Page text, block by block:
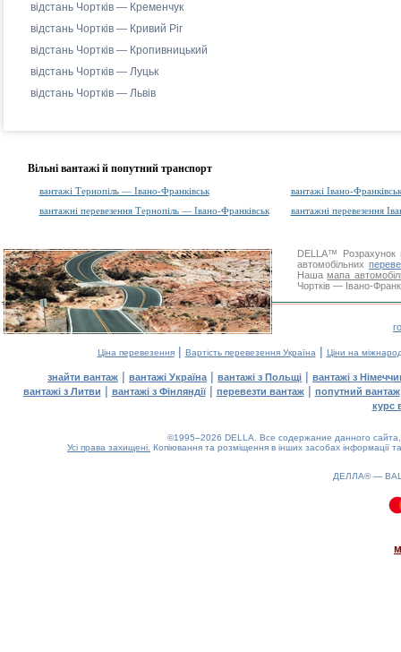
відстань Чортків — Кременчук
відстань Чортків — Кривий Ріг
відстань Чортків — Кропивницький
відстань Чортків — Луцьк
відстань Чортків — Львів
Вільні вантажі й попутний транспорт
вантажі Тернопіль — Івано-Франківськ
вантажі Івано-
вантажні перевезення Тернопіль — Івано-Франківськ
вантажні перевезення
DELLA™
Розрахунок
автомобільних
Нашамапа
Чортків — Івано-
Ціна перевезення| Вартість перевезення Україна | Ціни на
знайти вантаж | вантажі Україна | вантажі з Польщі | вантажі з
вантажі з Литви | вантажі з Фінляндії| перевезти вантаж| попутний вантаж
курс
©1995–2026 DELLA. Все содержание данного
Усі права захищені. Копіювання та розміщення в інших засобах інформації
ДЕЛЛА® —